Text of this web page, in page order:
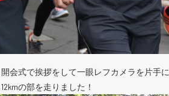
会式で挨拶をして一眼レフカメラを片手に
の部を走りました！